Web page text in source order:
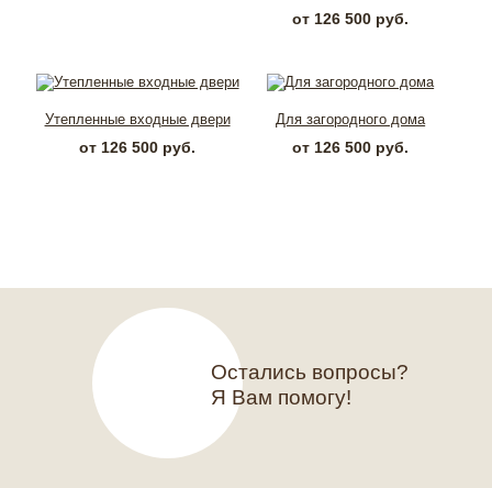
от 126 500 руб.
Утепленные входные двери
от 126 500 руб.
Для загородного дома
от 126 500 руб.
Остались вопросы?
Я Вам помогу!